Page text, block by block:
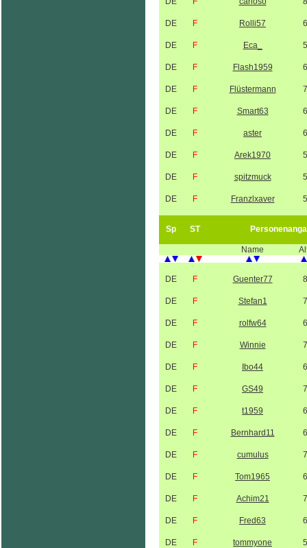
DE F Rolli57
DE F Eca_
DE F Flash1959
DE F Flüstermann
DE F Smart63
DE F aster
DE F Arek1970
DE F spitzmuck
DE F Franzlxaver
Sp ST
Name
DE F Guenter77
DE F Stefan1
DE F rolfw64
DE F Winnie
DE F Ibo44
DE F GS49
DE F t1959
DE F Bernhard11
DE F cumulus
DE F Tom1965
DE F Achim21
DE F Fred63
DE F tommyone